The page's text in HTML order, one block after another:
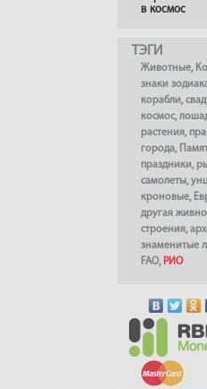
в космос
ТЭГИ
Животные,
знаки
корабли,
космос,
растения,
города,
праздники,
самолеты,
кроновые,
другая
строения,
знаменитые
FAO, РИО